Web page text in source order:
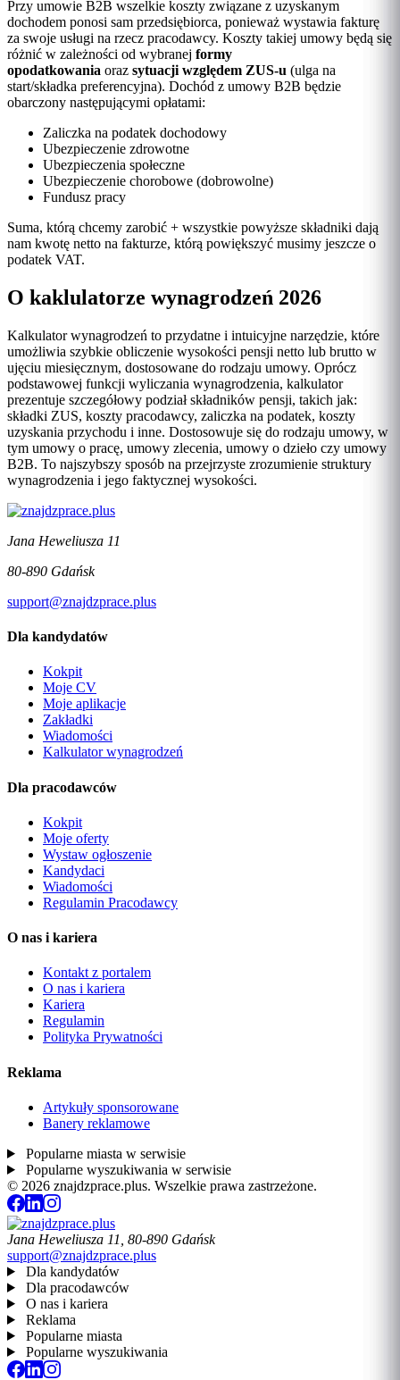
Przy umowie B2B wszelkie koszty związane z uzyskanym
dochodem ponosi sam przedsiębiorca, ponieważ wystawia fakturę
za swoje usługi na rzecz pracodawcy. Koszty takiej umowy będą się
różnić w zależności od wybranej formy
opodatkowania oraz sytuacji względem ZUS-u (ulga na
start/składka preferencyjna). Dochód z umowy B2B będzie
obarczony następującymi opłatami:
Zaliczka na podatek dochodowy
Ubezpieczenie zdrowotne
Ubezpieczenia społeczne
Ubezpieczenie chorobowe (dobrowolne)
Fundusz pracy
Suma, którą chcemy zarobić + wszystkie powyższe składniki dają
nam kwotę netto na fakturze, którą powiększyć musimy jeszcze o
podatek VAT.
O kaklulatorze wynagrodzeń 2026
Kalkulator wynagrodzeń to przydatne i intuicyjne narzędzie, które
umożliwia szybkie obliczenie wysokości pensji netto lub brutto w
ujęciu miesięcznym, dostosowane do rodzaju umowy. Oprócz
podstawowej funkcji wyliczania wynagrodzenia, kalkulator
prezentuje szczegółowy podział składników pensji, takich jak:
składki ZUS, koszty pracodawcy, zaliczka na podatek, koszty
uzyskania przychodu i inne. Dostosowuje się do rodzaju umowy, w
tym umowy o pracę, umowy zlecenia, umowy o dzieło czy umowy
B2B. To najszybszy sposób na przejrzyste zrozumienie struktury
wynagrodzenia i jego faktycznej wysokości.
Jana Heweliusza 11
80-890 Gdańsk
support@znajdzprace.plus
Dla kandydatów
Kokpit
Moje CV
Moje aplikacje
Zakładki
Wiadomości
Kalkulator wynagrodzeń
Dla pracodawców
Kokpit
Moje oferty
Wystaw ogłoszenie
Kandydaci
Wiadomości
Regulamin Pracodawcy
O nas i kariera
Kontakt z portalem
O nas i kariera
Kariera
Regulamin
Polityka Prywatności
Reklama
Artykuły sponsorowane
Banery reklamowe
Popularne miasta w serwisie
Popularne wyszukiwania w serwisie
© 2026 znajdzprace.plus. Wszelkie prawa zastrzeżone.
Jana Heweliusza 11, 80-890 Gdańsk
support@znajdzprace.plus
Dla kandydatów
Dla pracodawców
O nas i kariera
Reklama
Popularne miasta
Popularne wyszukiwania